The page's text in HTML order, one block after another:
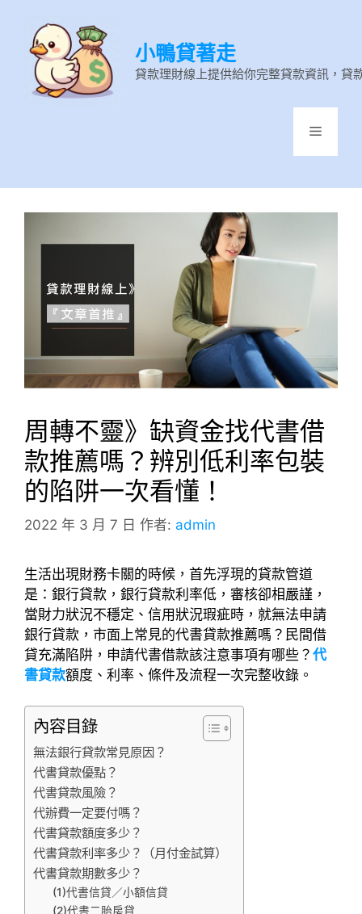
小鴨貸著走
貸款理財線上提供給你完整貸款資訊，貸
選
周轉不靈》缺資金找代書借
款推薦嗎？辨別低利率包裝
的陷阱一次看懂！
2022 年 3 月 7 日 作者: admin
生活出現財務卡關的時候，首先浮現的貸款管道
是：銀行貸款，銀行貸款利率低，審核卻相嚴謹，
當財力狀況不穩定、信用狀況瑕疵時，就無法申請
銀行貸款，市面上常見的代書貸款推薦嗎？民間借
貸充滿陷阱，申請代書借款該注意事項有哪些？ 代
書貸款額度、利率、條件及流程一次完整收錄。
內容目錄
無法銀行貸款常見原因？
代書貸款優點？
代書貸款風險？
代辦費一定要付嗎？
代書貸款額度多少？
代書貸款利率多少？（月付金試算）
代書貸款期數多少？
(1)代書信貸／小額信貸
(2)代書二胎房貸